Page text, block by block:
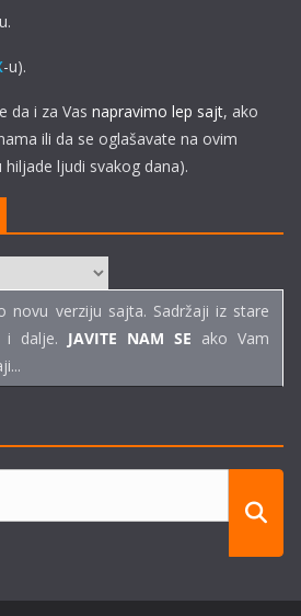
-u).
da i za Vas napravimo lep sajt, ako
ili da se oglašavate na ovim
ljudi svakog dana).
novu verziju sajta. Sadržaji iz stare
i dalje. JAVITE NAM SE ako Vam